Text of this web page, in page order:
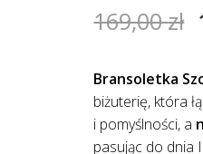
169,00zł
Bransoletka
biżuterię, która
i pomyślności, a
pasując do dnia